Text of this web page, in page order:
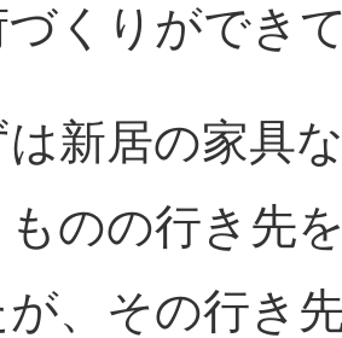
づくりができ
は新居の家具
ものの行き先
が、その行き